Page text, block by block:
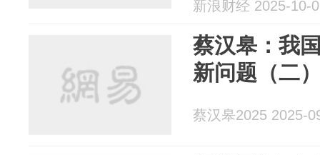
新浪财经 2025-10-
蔡汉皋：我
新问题（二
蔡汉皋2025 2025-